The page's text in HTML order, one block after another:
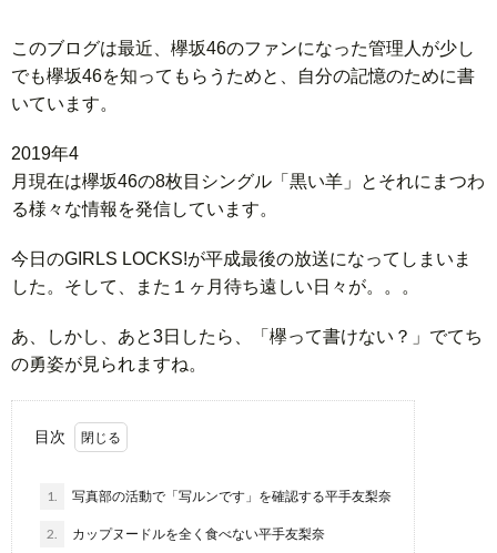
このブログは最近、欅坂46のファンになった管理人が少し
でも欅坂46を知ってもらうためと、自分の記憶のために書
いています。
201 9 年 4
月 現 在 は 欅 坂 4 6 の 8 枚 目 シ ン グ ル 「 黒 い 羊 」 と そ れ に ま つ わ
る 様 々 な 情 報 を 発 信 し て い ま す 。
今日のGIRLS LOCKS!が平成最後の放送になってしまいま
した。そして、また１ヶ月待ち遠しい日々が。。。
あ、しかし、あと3日したら、「欅って書けない？」でてち
の勇姿が見られますね。
目次
1. 写真部の活動で「写ルンです」を確認する平手友梨奈
2. カップヌードルを全く食べない平手友梨奈